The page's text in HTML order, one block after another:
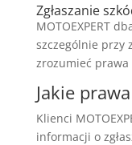
Zgłaszanie
MOTOEXPERT
szczególnie przy
zrozumieć
Jakie
Klienci
informacji o